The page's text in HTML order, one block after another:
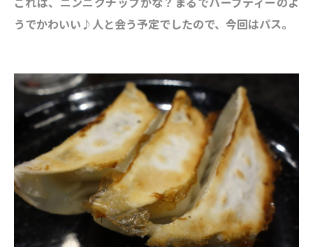
うでかわいい♪人と会う予定でしたので、今回はパス。